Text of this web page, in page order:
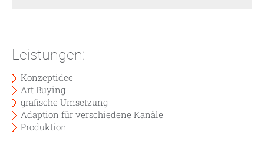
Leistungen:
Konzeptidee
Art Buying
grafische Umsetzung
Adaption für verschiedene Kanäle
Produktion